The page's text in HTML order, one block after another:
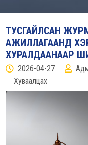
ТУСГАЙЛСАН
АЖИЛЛАГААНД
ХУРАЛДААНААР
2026-04-27
Хуваалцах